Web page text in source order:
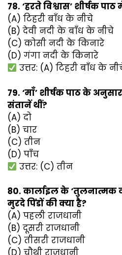
78. ‘हरते विश्वास’ शीर्षक
(A) टिहरी बाँध के नीचे
(B) देवी नदी के बाँध के नीचे
(C) कोसी नदी के किनारे
(D) गंगा नदी के किनारे
उत्तर: (A) टिहरी बाँध के
79. ‘माँ’ शीर्षक पाठ के
संतानें थीं?
(A) दो
(B) चार
(C) तीन
(D) पाँच
उत्तर: (C) तीन
80. कार्लाइल के ‘तुलनात्मक
मुरदे पिंडों की क्या है?
(A) पहली राजधानी
(B) दूसरी राजधानी
(C) तीसरी राजधानी